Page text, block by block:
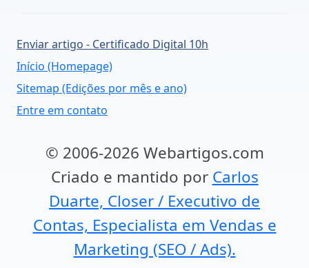
Enviar artigo - Certificado Digital 10h
Início (Homepage)
Sitemap (Edições por mês e ano)
Entre em contato
© 2006-2026 Webartigos.com
Criado e mantido por Carlos
Duarte, Closer / Executivo de
Contas, Especialista em Vendas e
Marketing (SEO / Ads).